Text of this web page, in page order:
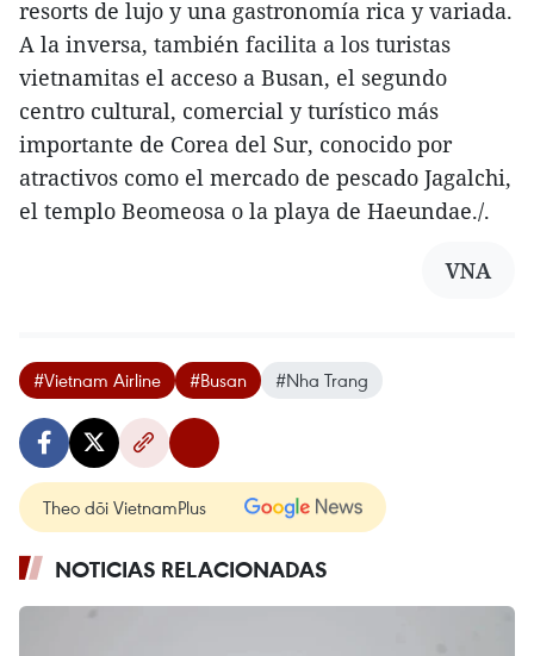
resorts de lujo y una gastronomía rica y variada.
A la inversa, también facilita a los turistas
vietnamitas el acceso a Busan, el segundo
centro cultural, comercial y turístico más
importante de Corea del Sur, conocido por
atractivos como el mercado de pescado Jagalchi,
el templo Beomeosa o la playa de Haeundae./.
VNA
#Vietnam Airline #Busan #Nha Trang
Theo dõi VietnamPlus
NOTICIAS RELACIONADAS